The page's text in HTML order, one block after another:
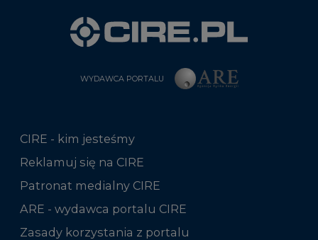
WYDAWCA PORTALU
CIRE - kim jesteśmy
Reklamuj się na CIRE
Patronat medialny CIRE
ARE - wydawca portalu CIRE
Zasady korzystania z portalu